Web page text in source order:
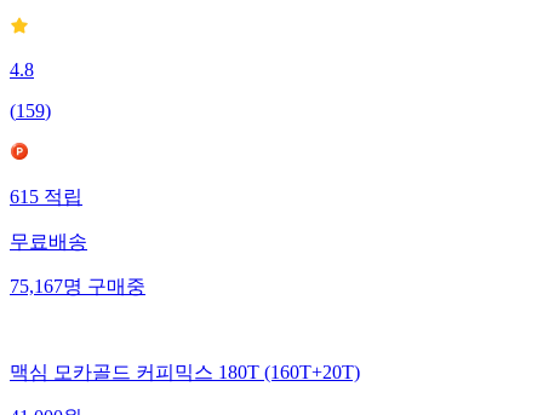
4.8
(159)
615적립
무료배송
75,167명구매중
맥심 모카골드 커피믹스 180T (160T+20T)